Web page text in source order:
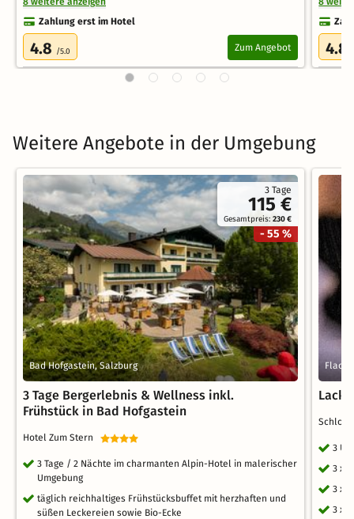
Zahlung erst im Hotel
4.8 /5.0 Zum Angebot 4.8
Weitere Angebote in der Umgebung
3 Tage
115 €
Gesamtpreis:230 €
- 55 %
Bad Hofgastein, Salzburg
3 Tage Bergerlebnis & Wellness inkl.
Frühstück in Bad Hofgastein
Hotel Zum Stern
3 Tage / 2 Nächte im charmanten Alpin-Hotel in malerischer
Umgebung
täglich reichhaltiges Frühstücksbuffet mit herzhaften und
süßen Leckereien sowie Bio-Ecke
3
3 x
3 x
3 x